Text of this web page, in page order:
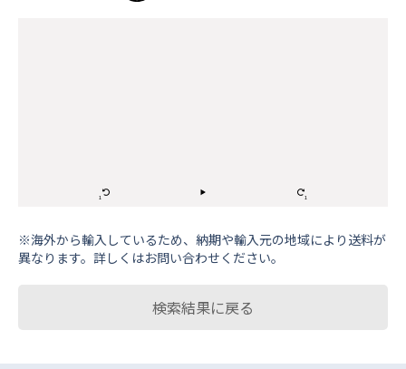
※海外から輸⼊しているため、納期や輸⼊元の地域により送料が
異なります。詳しくはお問い合わせください。
検索結果に戻る